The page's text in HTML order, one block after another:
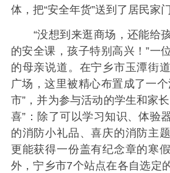
体，把“安全年货”送到了居民家门
“没想到来逛商场，还能给
的安全课，孩子特别高兴！”一
的母亲说道。在宁乡市玉潭街
广场，这里被精心布置成了一
市”，并为参与活动的学生和家
喜”：除了可以学习知识、体验
的消防小礼品、喜庆的消防主
更能获得一份盖有纪念章的寒
外，宁乡市7个站点在各自选定